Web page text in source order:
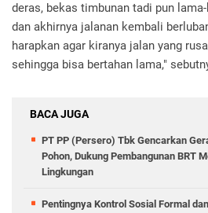
deras, bekas timbunan tadi pun
dan akhirnya jalanan kembali
harapkan agar kiranya jalan yang
sehingga bisa bertahan lama,"
BACA JUGA
PT PP (Persero) Tbk Gencarkan
Pohon, Dukung Pembangunan BRT
Lingkungan
Pentingnya Kontrol Sosial Formal